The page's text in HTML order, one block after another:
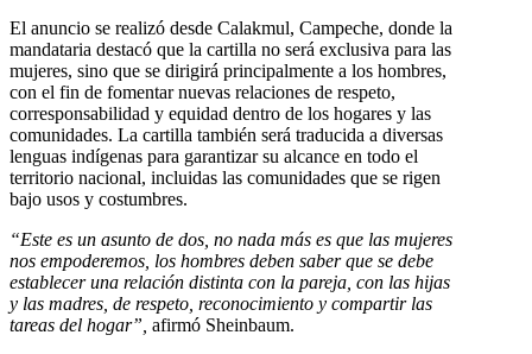
El anuncio se realizó desde Calakmul, Campeche, donde la
mandataria destacó que la cartilla no será exclusiva para las
mujeres, sino que se dirigirá principalmente a los hombres,
con el fin de fomentar nuevas relaciones de respeto,
corresponsabilidad y equidad dentro de los hogares y las
comunidades. La cartilla también será traducida a diversas
lenguas indígenas para garantizar su alcance en todo el
territorio nacional, incluidas las comunidades que se rigen
bajo usos y costumbres.
“Este es un asunto de dos, no nada más es que las mujeres
nos empoderemos, los hombres deben saber que se debe
establecer una relación distinta con la pareja, con las hijas
y las madres, de respeto, reconocimiento y compartir las
tareas del hogar”, afirmó Sheinbaum.